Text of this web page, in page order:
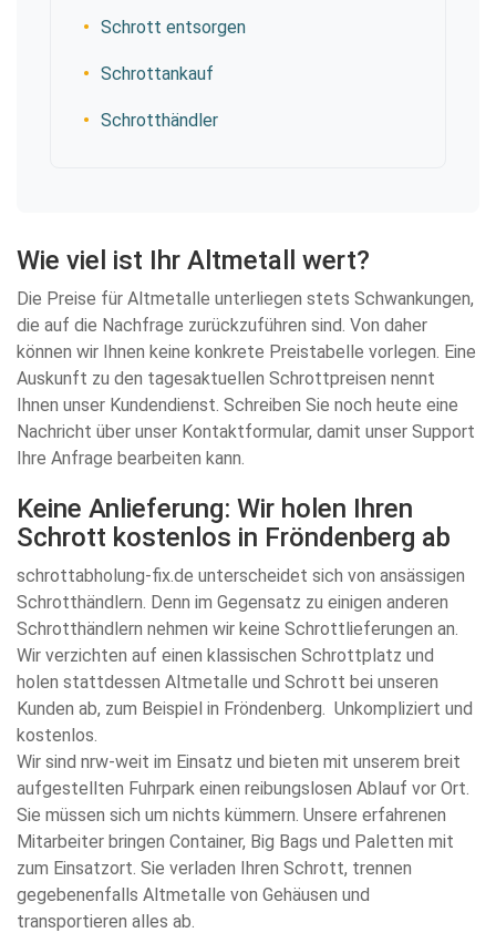
Schrott entsorgen
Schrottankauf
Schrotthändler
Wie viel ist Ihr Altmetall wert?
Die Preise für Altmetalle unterliegen stets Schwankungen,
die auf die Nachfrage zurückzuführen sind. Von daher
können wir Ihnen keine konkrete Preistabelle vorlegen. Eine
Auskunft zu den tagesaktuellen Schrottpreisen nennt
Ihnen unser Kundendienst. Schreiben Sie noch heute eine
Nachricht über unser Kontaktformular, damit unser Support
Ihre Anfrage bearbeiten kann.
Keine Anlieferung: Wir holen Ihren
Schrott kostenlos in Fröndenberg ab
schrottabholung-fix.de unterscheidet sich von ansässigen
Schrotthändlern. Denn im Gegensatz zu einigen anderen
Schrotthändlern nehmen wir keine Schrottlieferungen an.
Wir verzichten auf einen klassischen Schrottplatz und
holen stattdessen Altmetalle und Schrott bei unseren
Kunden ab, zum Beispiel in Fröndenberg. Unkompliziert und
kostenlos.
Wir sind nrw-weit im Einsatz und bieten mit unserem breit
aufgestellten Fuhrpark einen reibungslosen Ablauf vor Ort.
Sie müssen sich um nichts kümmern. Unsere erfahrenen
Mitarbeiter bringen Container, Big Bags und Paletten mit
zum Einsatzort. Sie verladen Ihren Schrott, trennen
gegebenenfalls Altmetalle von Gehäusen und
transportieren alles ab.